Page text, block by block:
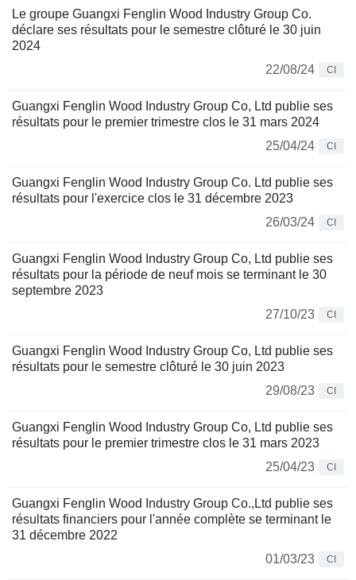
Le groupe Guangxi Fenglin Wood Industry Group Co.
déclare ses résultats pour le semestre clôturé le 30 juin
2024
22/08/24
CI
Guangxi Fenglin Wood Industry Group Co, Ltd publie ses
résultats pour le premier trimestre clos le 31 mars 2024
25/04/24
CI
Guangxi Fenglin Wood Industry Group Co. Ltd publie ses
résultats pour l'exercice clos le 31 décembre 2023
26/03/24
CI
Guangxi Fenglin Wood Industry Group Co, Ltd publie ses
résultats pour la période de neuf mois se terminant le 30
septembre 2023
27/10/23
CI
Guangxi Fenglin Wood Industry Group Co, Ltd publie ses
résultats pour le semestre clôturé le 30 juin 2023
29/08/23
CI
Guangxi Fenglin Wood Industry Group Co, Ltd publie ses
résultats pour le premier trimestre clos le 31 mars 2023
25/04/23
CI
Guangxi Fenglin Wood Industry Group Co.,Ltd publie ses
résultats financiers pour l'année complète se terminant le
31 décembre 2022
01/03/23
CI